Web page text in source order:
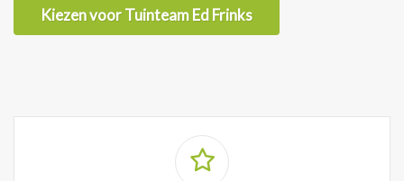
Kiezen voor Tuinteam Ed Frinks